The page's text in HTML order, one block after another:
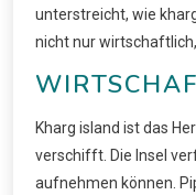
unterstreicht, wie
nicht nur
Kharg island ist das
verschifft. Die Insel
aufnehmen können.